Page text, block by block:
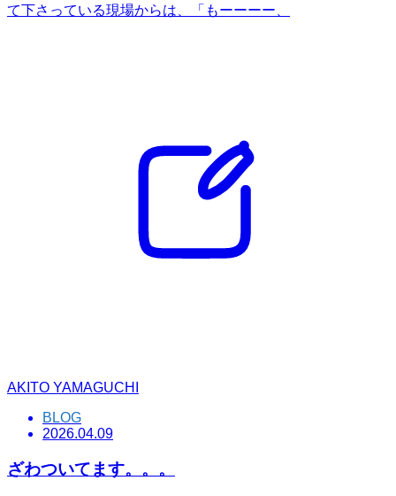
て下さっている現場からは、「もーーーー、
AKITO YAMAGUCHI
BLOG
2026.04.09
ざわついてます。。。